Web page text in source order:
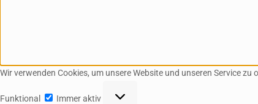
Wir verwenden Cookies, um unsere Website und unseren Service zu
Funktional
Immer aktiv